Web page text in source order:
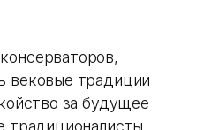
вековые традиции
за будущее
традиционалисты